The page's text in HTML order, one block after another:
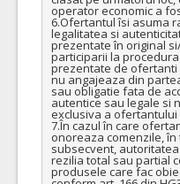
operator economic a
6.Ofertantul îsi asuma
legalitatea si
prezentate în original
participarii la
prezentate de ofertanti
nu angajeaza din
sau obligatie fata de
autentice sau legale si
exclusiva a ofertantului
7.În cazul în care
onoreaza comenzile,
subsecvent,
rezilia total sau partial
produsele care fac